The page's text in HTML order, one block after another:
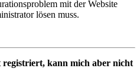
mit der Website
lösen muss.
kann mich aber nicht